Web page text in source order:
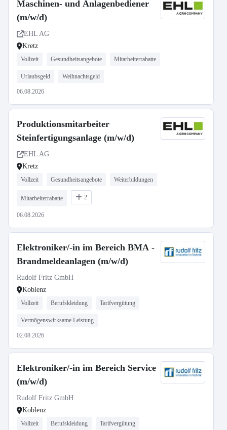
Maschinen- und Anlagenbediener
(m/w/d)
EHL AG
Kretz
Vollzeit Gesundheitsangebote Mitarbeiterrabatte
Urlaubsgeld Weihnachtsgeld
06.08.2026
Produktionsmitarbeiter
Steinfertigungsanlage (m/w/d)
EHL AG
Kretz
Vollzeit Gesundheitsangebote Weiterbildungen
Mitarbeiterrabatte 2
06.08.2026
Elektroniker/-in im Bereich BMA -
Brandmeldeanlagen (m/w/d)
Rudolf Fritz GmbH
Koblenz
Vollzeit Berufskleidung Tarifvergütung
Vermögenswirksame Leistung
02.08.2026
Elektroniker/-in im Bereich Service
(m/w/d)
Rudolf Fritz GmbH
Koblenz
Vollzeit Berufskleidung Tarifvergütung